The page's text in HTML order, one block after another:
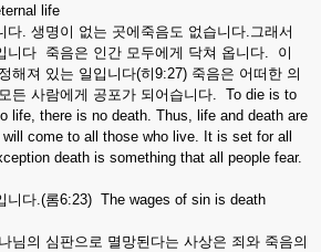
life
다. 생명이 없는 곳에죽음도 없습니다.그래서
니다 죽음은 인간 모두에게 닥쳐 옵니다. 이
해져 있는 일입니다(히9:27) 죽음은 어떠한 의
든 사람에게 공포가 되어습니다. To die is to
life, there is no death. Thus, life and death are
come to all those who live. It is set for all
death is something that all people fear.
.(롬6:23) The wages of sin is death
님의 심판으로 멸망된다는 사상은 죄와 죽음의